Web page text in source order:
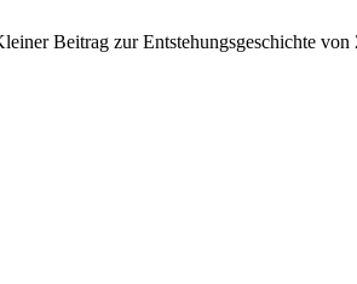
Beitrag zur Entstehungsgeschichte